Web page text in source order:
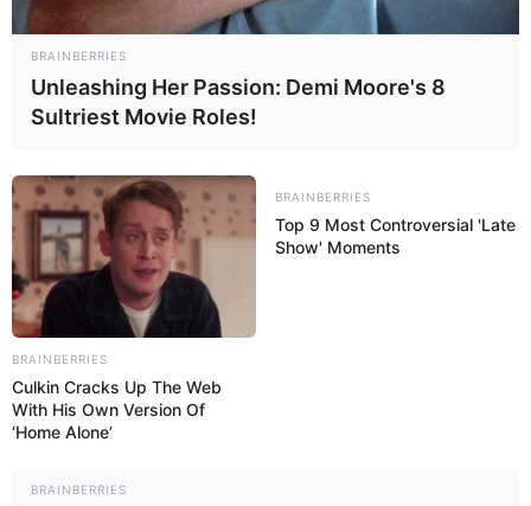
Para qué sirve
reemplazo hormonal natural para:
BRAINBERRIES
Unleashing Her Passion: Demi Moore's 8
Sultriest Movie Roles!
BRAINBERRIES
Culkin Cracks Up The Web
With His Own Version Of
‘Home Alone’
BRAINBERRIES
Top 9 Most Controversial 'Late
Show' Moments
BRAINBERRIES